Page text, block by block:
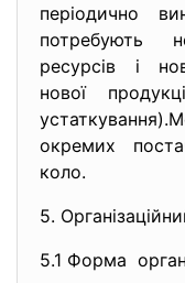
періодично
потребують
ресурсів і
нової
окремих
коло.
5.
5.1 Форма